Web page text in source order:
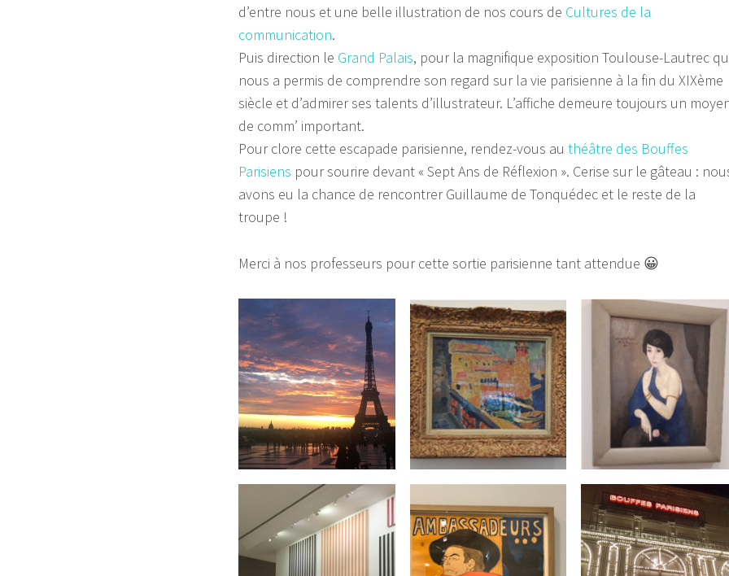
d’entre nous et une belle illustration de nos cours de Cultures de la
communication.
Puis direction le Grand Palais, pour la magnifique exposition Toulouse-Lautrec
nous a permis de comprendre son regard sur la vie parisienne à la fin du XIXème
siècle et d’admirer ses talents d’illustrateur. L’affiche demeure toujours un
de comm’ important.
Pour clore cette escapade parisienne, rendez-vous au théâtre des Bouffes
Parisiens pour sourire devant « Sept Ans de Réflexion ». Cerise sur le gâteau :
avons eu la chance de rencontrer Guillaume de Tonquédec et le reste de la
troupe !
Merci à nos professeurs pour cette sortie parisienne tant attendue 😀